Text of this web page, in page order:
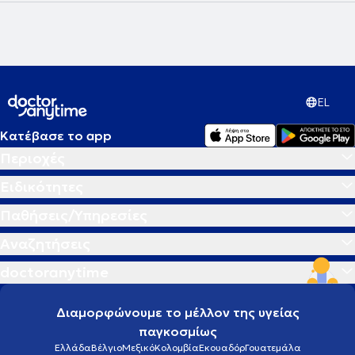
και τετραδιάστατης γυναικολογικής υπερηχογραφίας,
εμμηνόπαυση, παθολογία τραχήλου και άλλα. Τέλος, είναι μέλος
της European Society of Gynaecological Oncology, της European
Society of Reproductive Medicine, της International Society of
Ultrasounds in Obstetrics and Gynaecology, της Ελληνικής
Αθηνών.
EL
Κατέβασε το app
Διαμορφώνουμε το μέλλον της υγείας
παγκοσμίως
ΕλλάδαΒέλγιοΜεξικόΚολομβίαΕκουαδόρΓουατεμάλα